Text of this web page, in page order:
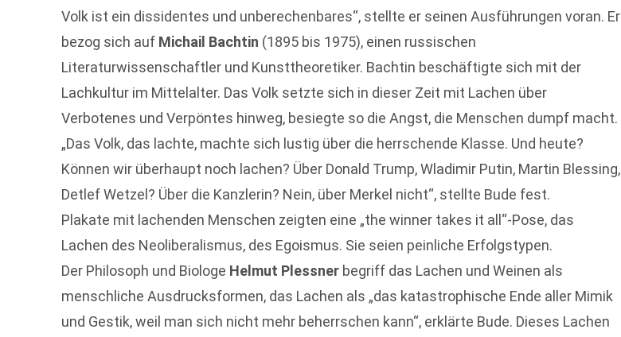
Volk ist ein dissidentes und unberechenbares“, stellte er seinen Ausführungen voran. Er
bezog sich auf Michail Bachtin (1895 bis 1975), einen russischen
Literaturwissenschaftler und Kunsttheoretiker. Bachtin beschäftigte sich mit der
Lachkultur im Mittelalter. Das Volk setzte sich in dieser Zeit mit Lachen über
Verbotenes und Verpöntes hinweg, besiegte so die Angst, die Menschen dumpf macht.
„Das Volk, das lachte, machte sich lustig über die herrschende Klasse. Und heute?
Können wir überhaupt noch lachen? Über Donald Trump, Wladimir Putin, Martin Blessing,
Detlef Wetzel? Über die Kanzlerin? Nein, über Merkel nicht“, stellte Bude fest.
Plakate mit lachenden Menschen zeigten eine „the winner takes it all“-Pose, das
Lachen des Neoliberalismus, des Egoismus. Sie seien peinliche Erfolgstypen.
Der Philosoph und Biologe Helmut Plessner begriff das Lachen und Weinen als
menschliche Ausdrucksformen, das Lachen als „das katastrophische Ende aller Mimik
und Gestik, weil man sich nicht mehr beherrschen kann“, erklärte Bude. Dieses Lachen